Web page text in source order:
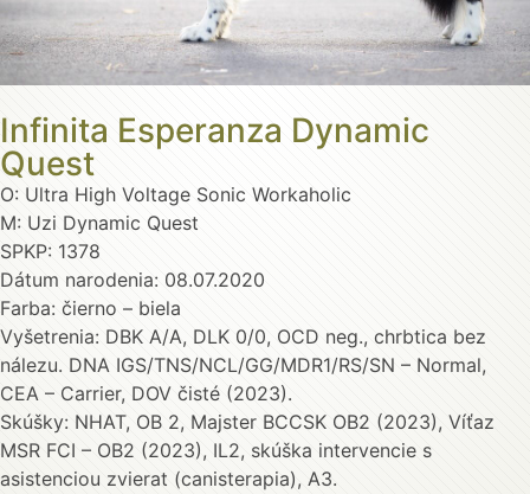
Infinita Esperanza Dynamic
Quest
O: Ultra High Voltage Sonic Workaholic
M: Uzi Dynamic Quest
SPKP: 1378
Dátum narodenia: 08.07.2020
Farba: čierno – biela
Vyšetrenia: DBK A/A, DLK 0/0, OCD neg., chrbtica bez
nálezu. DNA IGS/TNS/NCL/GG/MDR1/RS/SN – Normal,
CEA – Carrier, DOV čisté (2023).
Skúšky: NHAT, OB 2, Majster BCCSK OB2 (2023), Víťaz
MSR FCI – OB2 (2023), IL2, skúška intervencie s
asistenciou zvierat (canisterapia), A3.